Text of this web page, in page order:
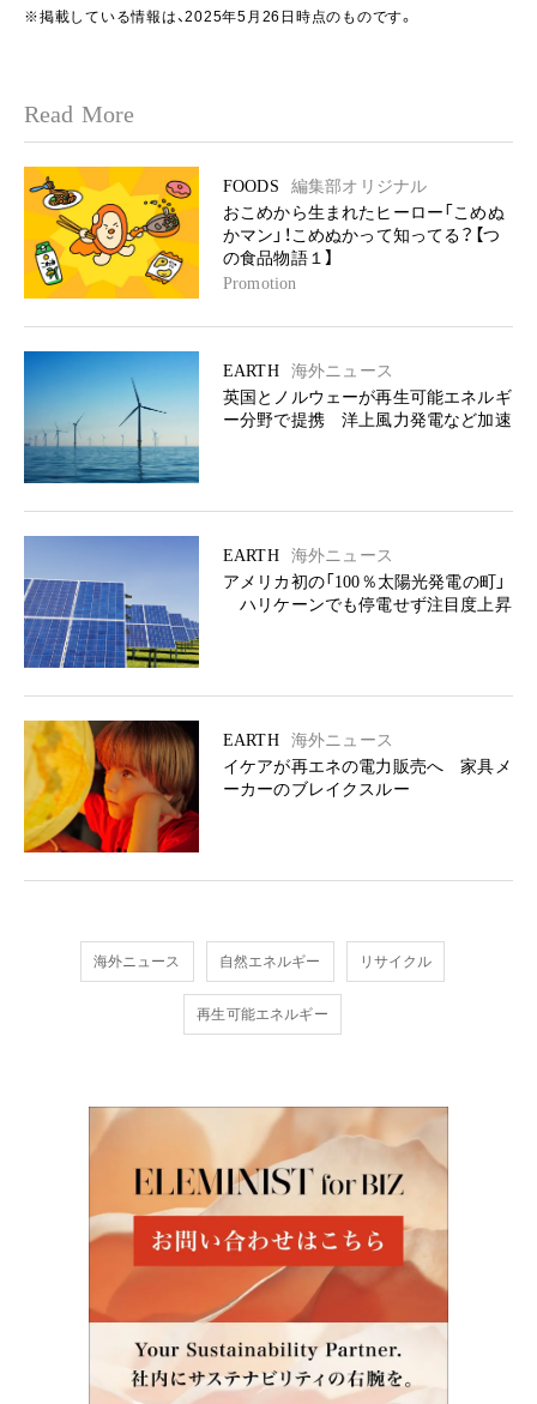
※掲載している情報は、2025年5月26日時点のものです。
Read More
FOODS
編集部オリジナル
おこめから生まれたヒーロー「こめぬ
かマン」！こめぬかって知ってる？【つ
の食品物語１】
Promotion
EARTH
海外ニュース
英国とノルウェーが再生可能エネルギ
ー分野で提携 洋上風力発電など加速
EARTH
海外ニュース
アメリカ初の「100％太陽光発電の町」
ハリケーンでも停電せず注目度上昇
EARTH
海外ニュース
イケアが再エネの電力販売へ 家具メ
ーカーのブレイクスルー
海外ニュース 自然エネルギー リサイクル
再生可能エネルギー